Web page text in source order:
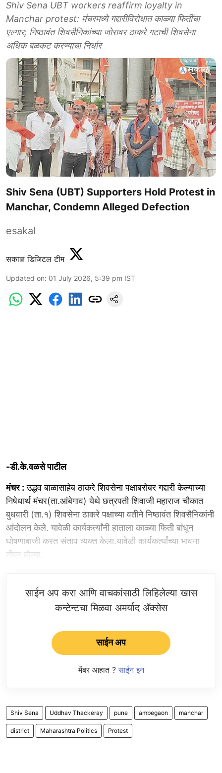
Shiv Sena UBT workers reaffirm loyalty in
Manchar protest: मंचरमध्ये गद्दारीविरोधात काळ्या फितींचा
एल्गार; निष्ठावंत शिवसैनिकांच्या जोरावर ठाकरे गटाची शिवसेना
अधिक बळकट करण्याचा निर्धार
Shiv Sena (UBT) Supporters Hold Protest in
Manchar, Condemn Alleged Defection
esakal
सकाळ डिजिटल टीम
Updated on: 01 July 2026, 5:39 pm IST
-डी.के.वळसे पाटील
मंचर : उद्धव बाळासाहेब ठाकरे शिवसेना पक्षाबरोबर गद्दारी केल्याच्या
निषेधार्थ मंचर(ता.आंबेगाव) येथे छत्रपती शिवाजी महाराज चौकात
बुधवारी (ता.१) शिवसेना ठाकरे पक्षाच्या वतीने निष्ठावंत शिवसैनिकांनी
आंदोलन केले. यावेळी कार्यकर्त्यांनी हाताला काळ्या फिती बांधून
घोषणाबाजी करत संताप व्यक्त केला.यावेळी कार्यकर्त्यांच्या भावना
तीव्र होत्या.
साईन अप करा आणि वाचकांसाठी लिहिलेल्या खास
कन्टेन्टचा मिळवा अमर्याद ॲक्सेस
साईन अप
मेंबर आहात ? साईन इन
Shiv Sena Uddhav Thackeray pune ambegaon manchar
district Maharashtra Politics Protest